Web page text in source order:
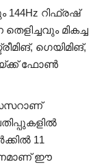
144Hz റിഫ്രഷ്
മികച്ച
ഗെയിമിങ്,
ഫോൺ
11
ഈ